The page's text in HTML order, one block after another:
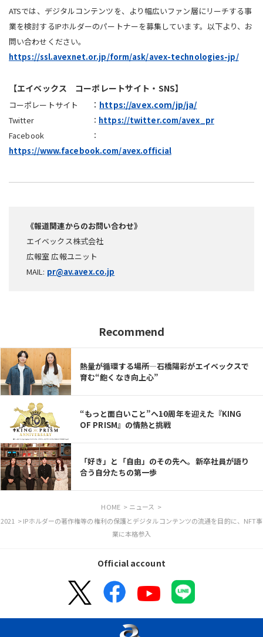
ATSでは、デジタルコンテンツを、より幅広いファン層にリーチする事
業を検討するIPホルダーのパートナーを募集しています。以下より、お
問い合わせください。
https://ssl.avexnet.or.jp/form/ask/avex-technologies-jp/
【エイベックス コーポレートサイト・SNS】
コーポレートサイト ： https://avex.com/jp/ja/
Twitter ： https://twitter.com/avex_pr
Facebook
：
https://www.facebook.com/avex.official
《報道関連からのお問い合わせ》
エイベックス株式会社
広報室 広報ユニット
pr@av.avex.co.jp
Recommend
熱量が循環する場所—石橋陽彩がエイベックスで
育む“飽くなき向上心”
“もっと面白いこと”へ――10周年を迎えた『KING
OF PRISM』の情熱と挑戦
「好き」と「自由」のその先へ。新卒社員が語り
合う自分たちの第一歩
HOME > ニュース >
2021 > IPホルダーの著作権等の権利の保護とデジタルコンテンツの流通を目的に、NFT事
業に本格参入
Official account